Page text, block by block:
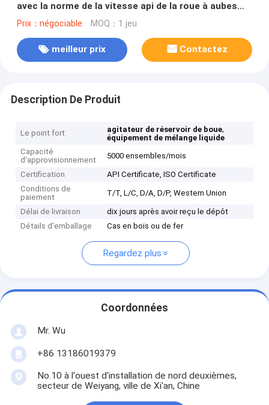
avec la norme de la vitesse api de la roue à aubes
60/72r/min
Prix：négociable MOQ：1 jeu
meilleur prix Contactez
Description De Produit
Le point fort agitateur de réservoir de boue,
équipement de mélange liquide
Capacité
d'approvisionnement
5000 ensembles/mois
Certification
API Certificate, ISO Certificate
Conditions de
paiement
T/T, L/C, D/A, D/P, Western Union
Délai de livraison
dix jours après avoir reçu le dépôt
Détails d'emballage
Cas en bois ou de fer
Regardez plus
Coordonnées
Mr. Wu
+86 13186019379
No.10 à l'ouest d'installation de nord deuxièmes,
secteur de Weiyang, ville de Xi'an, Chine